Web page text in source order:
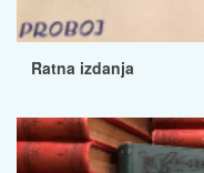
Ratna izdanja